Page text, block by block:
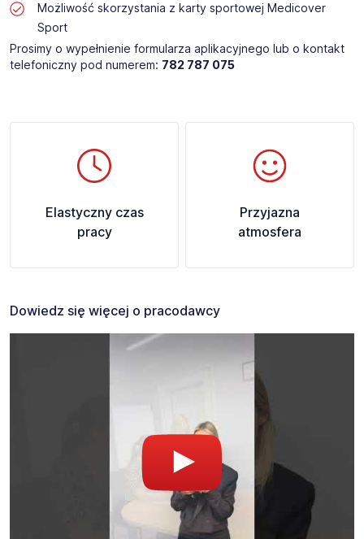
Możliwość skorzystania z karty sportowej Medicover
Sport
Prosimy o wypełnienie formularza aplikacyjnego lub o kontakt
telefoniczny pod numerem: 782 787 075
Elastyczny czas
pracy
Przyjazna
atmosfera
Dowiedz się więcej o pracodawcy